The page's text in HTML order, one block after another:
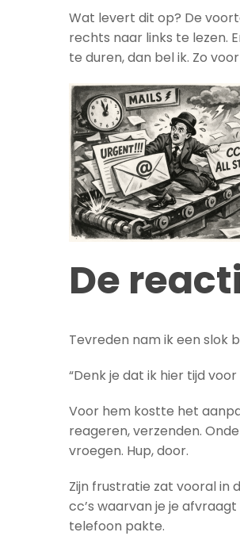
Wat levert dit op? De
rechts naar links te lezen.
te duren, dan bel ik. Zo
De
Tevreden nam ik een slok
“Denk je dat ik hier tijd
Voor hem kostte het
reageren, verzenden.
vroegen. Hup, door.
Zijn frustratie zat vooral in
cc’s waarvan je je
telefoon pakte.